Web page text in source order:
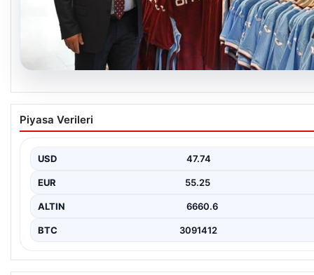
06.08.2026
Ahmet Metin Genç’in forma kampanyasıyla
belediyeden açıklama geldi” İddialar gerçek
Piyasa Verileri
USD 47.74
EUR 55.25
ALTIN 6660.6
BTC 3091412